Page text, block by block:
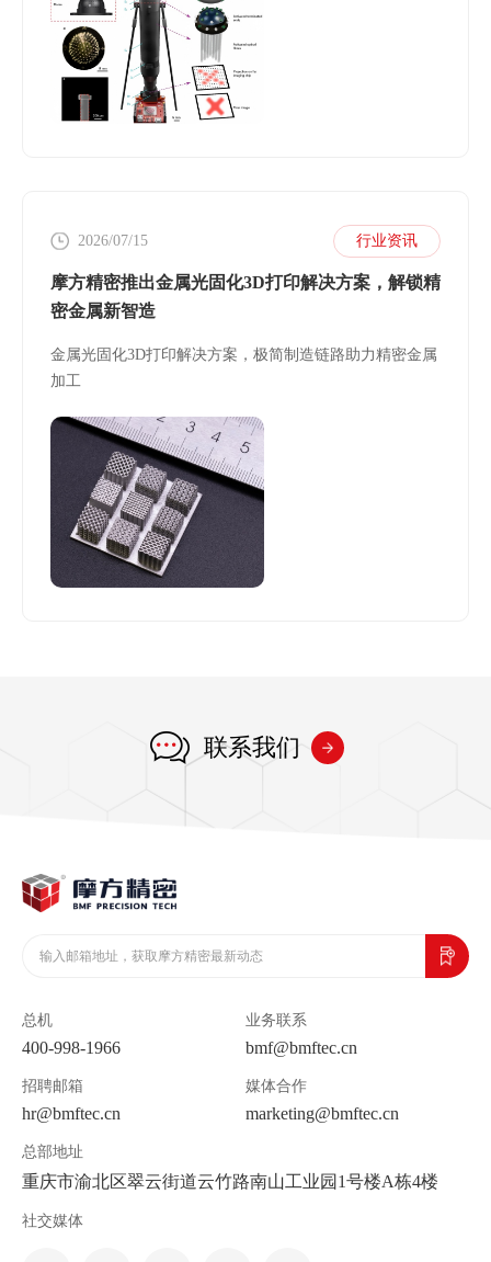
2026/07/15 行业资讯
摩方精密推出金属光固化3D打印解决方案，解锁精
密金属新智造
金属光固化3D打印解决方案，极简制造链路助力精密金属
加工
联系我们
总机
400-998-1966
业务联系
bmf@bmftec.cn
招聘邮箱
hr@bmftec.cn
媒体合作
marketing@bmftec.cn
总部地址
重庆市渝北区翠云街道云竹路南山工业园1号楼A栋4楼
社交媒体